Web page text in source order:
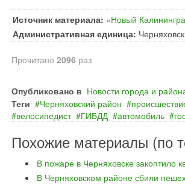
Источник материала: «Новый
Административная единица:
Прочитано 2096 раз
Опубликовано в Новости города и
Теги
Черняховский район
велосипедист
ГИБДД автомобиль
Похожие материалы (по
В пожаре в Черняховске закоптило
В Черняховском районе сбили